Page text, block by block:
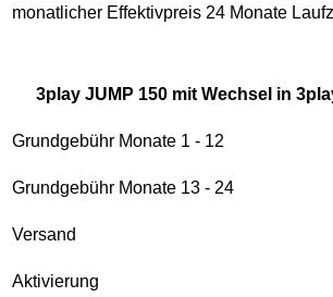
monatlicher Effektivpreis 24 Monate
3play JUMP 150 mit Wechsel in
Grundgebühr Monate 1 - 12
Grundgebühr Monate 13 - 24
Versand
Aktivierung